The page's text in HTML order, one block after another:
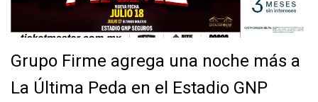
Grupo Firme agrega una noche más a
La Última Peda en el Estadio GNP